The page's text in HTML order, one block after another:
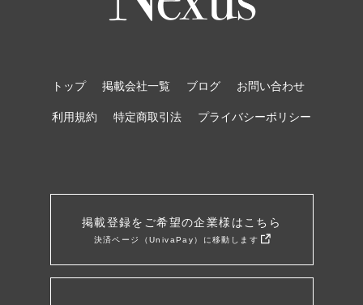
トップ 掲載会社一覧 ブログ お問い合わせ
利用規約 特定商取引法 プライバシーポリシー
掲載登録をご希望の企業様はこちら
決済ページ（UnivaPay）に移動します